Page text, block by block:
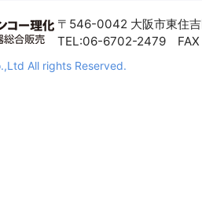
〒546-0042 大阪市東住
TEL:06-6702-2479
All rights Reserved.